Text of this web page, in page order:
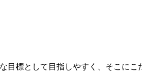
目標として目指しやすく、そこにこ